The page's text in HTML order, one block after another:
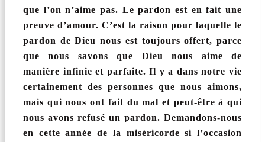
que l’on n’aime pas. Le pardon est en fait une
preuve d’amour. C’est la raison pour laquelle le
pardon de Dieu nous est toujours offert, parce
que nous savons que Dieu nous aime de
manière infinie et parfaite. Il y a dans notre vie
certainement des personnes que nous aimons,
mais qui nous ont fait du mal et peut-être à qui
nous avons refusé un pardon. Demandons-nous
en cette année de la miséricorde si l’occasion